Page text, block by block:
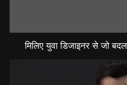
मिलिए युवा डिजाइनर से जो